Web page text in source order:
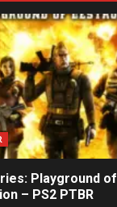
Playground of
– PS2 PTBR